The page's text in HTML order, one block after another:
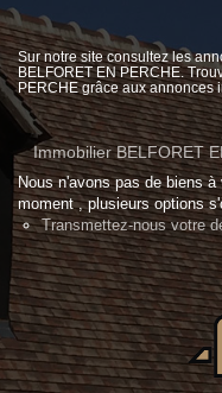
Sur notre site consultez les
BELFORET EN PERCHE.
PERCHE grâce aux annonces
Immobilier BELFORET
Nous n'avons pas de biens
moment , plusieurs options
Transmettez-nous votre